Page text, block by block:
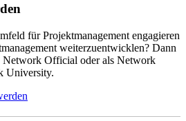
für Projektmanagement engagieren
weiterzuentwicklen? Dann
Official oder als Network
University.